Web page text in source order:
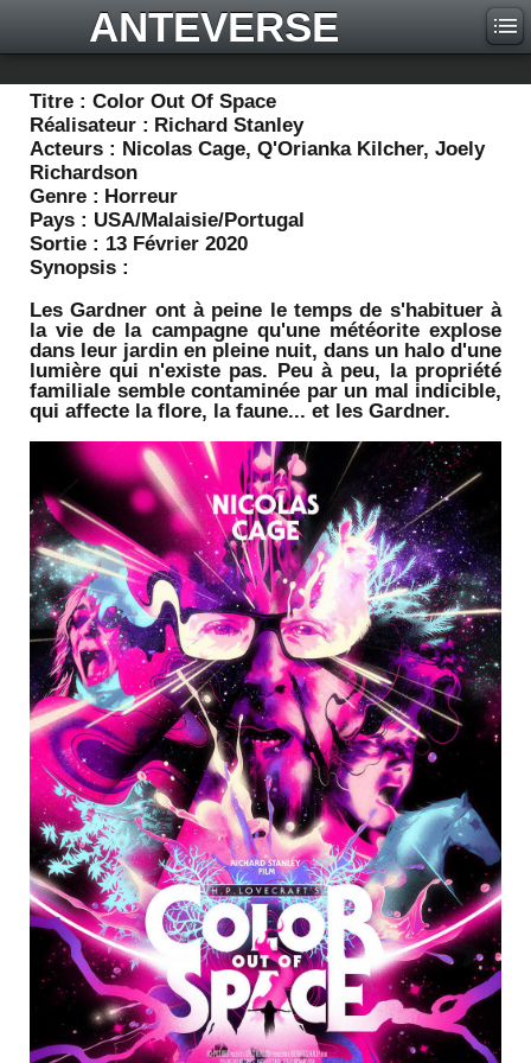
ANTEVERSE
Titre : Color Out Of Space
Réalisateur : Richard Stanley
Acteurs : Nicolas Cage, Q'Orianka Kilcher, Joely
Richardson
Genre : Horreur
Pays : USA/Malaisie/Portugal
Sortie : 13 Février 2020
Synopsis :
Les Gardner ont à peine le temps de s'habituer à
la vie de la campagne qu'une météorite explose
dans leur jardin en pleine nuit, dans un halo d'une
lumière qui n'existe pas. Peu à peu, la propriété
familiale semble contaminée par un mal indicible,
qui affecte la flore, la faune... et les Gardner.